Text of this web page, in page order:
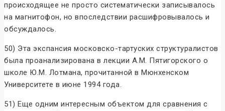
происходящее не просто систематически записывалось
на магнитофон, но впоследствии расшифровывалось и
обсуждалось.
50) Эта экспансия московско-тартуских структуралистов
была проанализирована в лекции А.М. Пятигорского о
школе Ю.М. Лотмана, прочитанной в Мюнхенском
Университете в июне 1994 года.
51) Еще одним интересным объектом для сравнения с